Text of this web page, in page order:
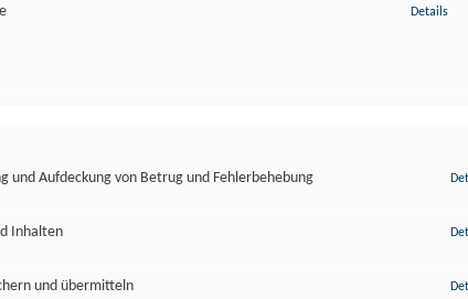
Details zu
und Aufdeckung von Betrug und Fehlerbehebung
Inhalten
und übermitteln